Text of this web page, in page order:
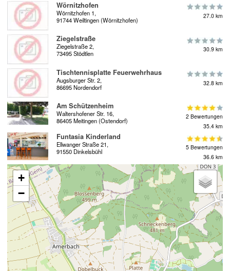
Wörnitzhofen
Wörnitzhofen 1,
91744 Weiltingen (Wörnitzhofen)
27.0 km
Ziegelstraße
Ziegelstraße 2,
73495 Stödtlen
30.9 km
Tischtennisplatte Feuerwehrhaus
Augsburger Str. 2,
86695 Nordendorf
32.8 km
Am Schützenheim
Waltershofener Str. 16,
86405 Meitingen (Ostendorf)
2 Bewertungen
35.4 km
Funtasia Kinderland
Ellwanger Straße 21,
91550 Dinkelsbühl
5 Bewertungen
36.6 km
+
−